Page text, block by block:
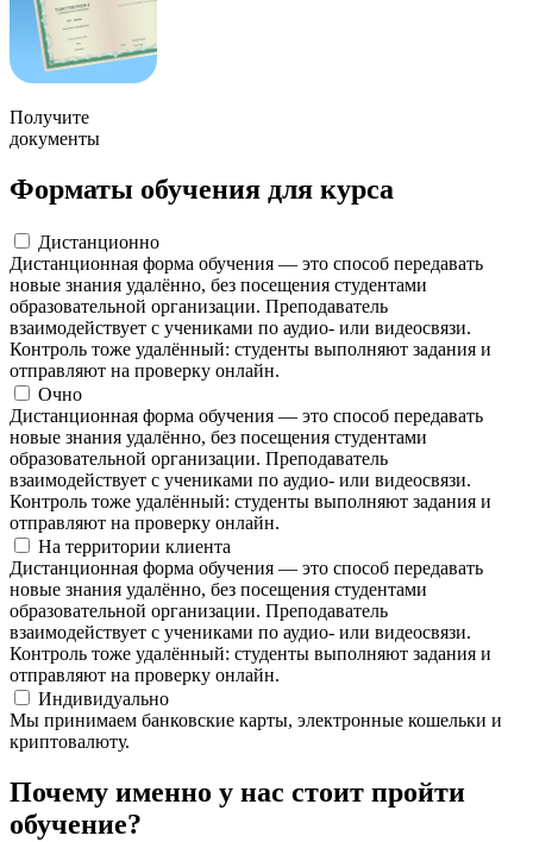
Получите
документы
Форматы обучения для курса
Дистанционно
Дистанционная форма обучения — это способ передавать
новые знания удалённо, без посещения студентами
образовательной организации. Преподаватель
взаимодействует с учениками по аудио- или видеосвязи.
Контроль тоже удалённый: студенты выполняют задания и
отправляют на проверку онлайн.
Очно
Дистанционная форма обучения — это способ передавать
новые знания удалённо, без посещения студентами
образовательной организации. Преподаватель
взаимодействует с учениками по аудио- или видеосвязи.
Контроль тоже удалённый: студенты выполняют задания и
отправляют на проверку онлайн.
На территории клиента
Дистанционная форма обучения — это способ передавать
новые знания удалённо, без посещения студентами
образовательной организации. Преподаватель
взаимодействует с учениками по аудио- или видеосвязи.
Контроль тоже удалённый: студенты выполняют задания и
отправляют на проверку онлайн.
Индивидуально
Мы принимаем банковские карты, электронные кошельки и
криптовалюту.
Почему именно у нас стоит пройти
обучение?